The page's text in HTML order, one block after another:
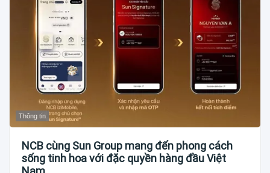
Thông tin
NCB cùng Sun Group mang đến phong cách
sống tinh hoa với đặc quyền hàng đầu Việt